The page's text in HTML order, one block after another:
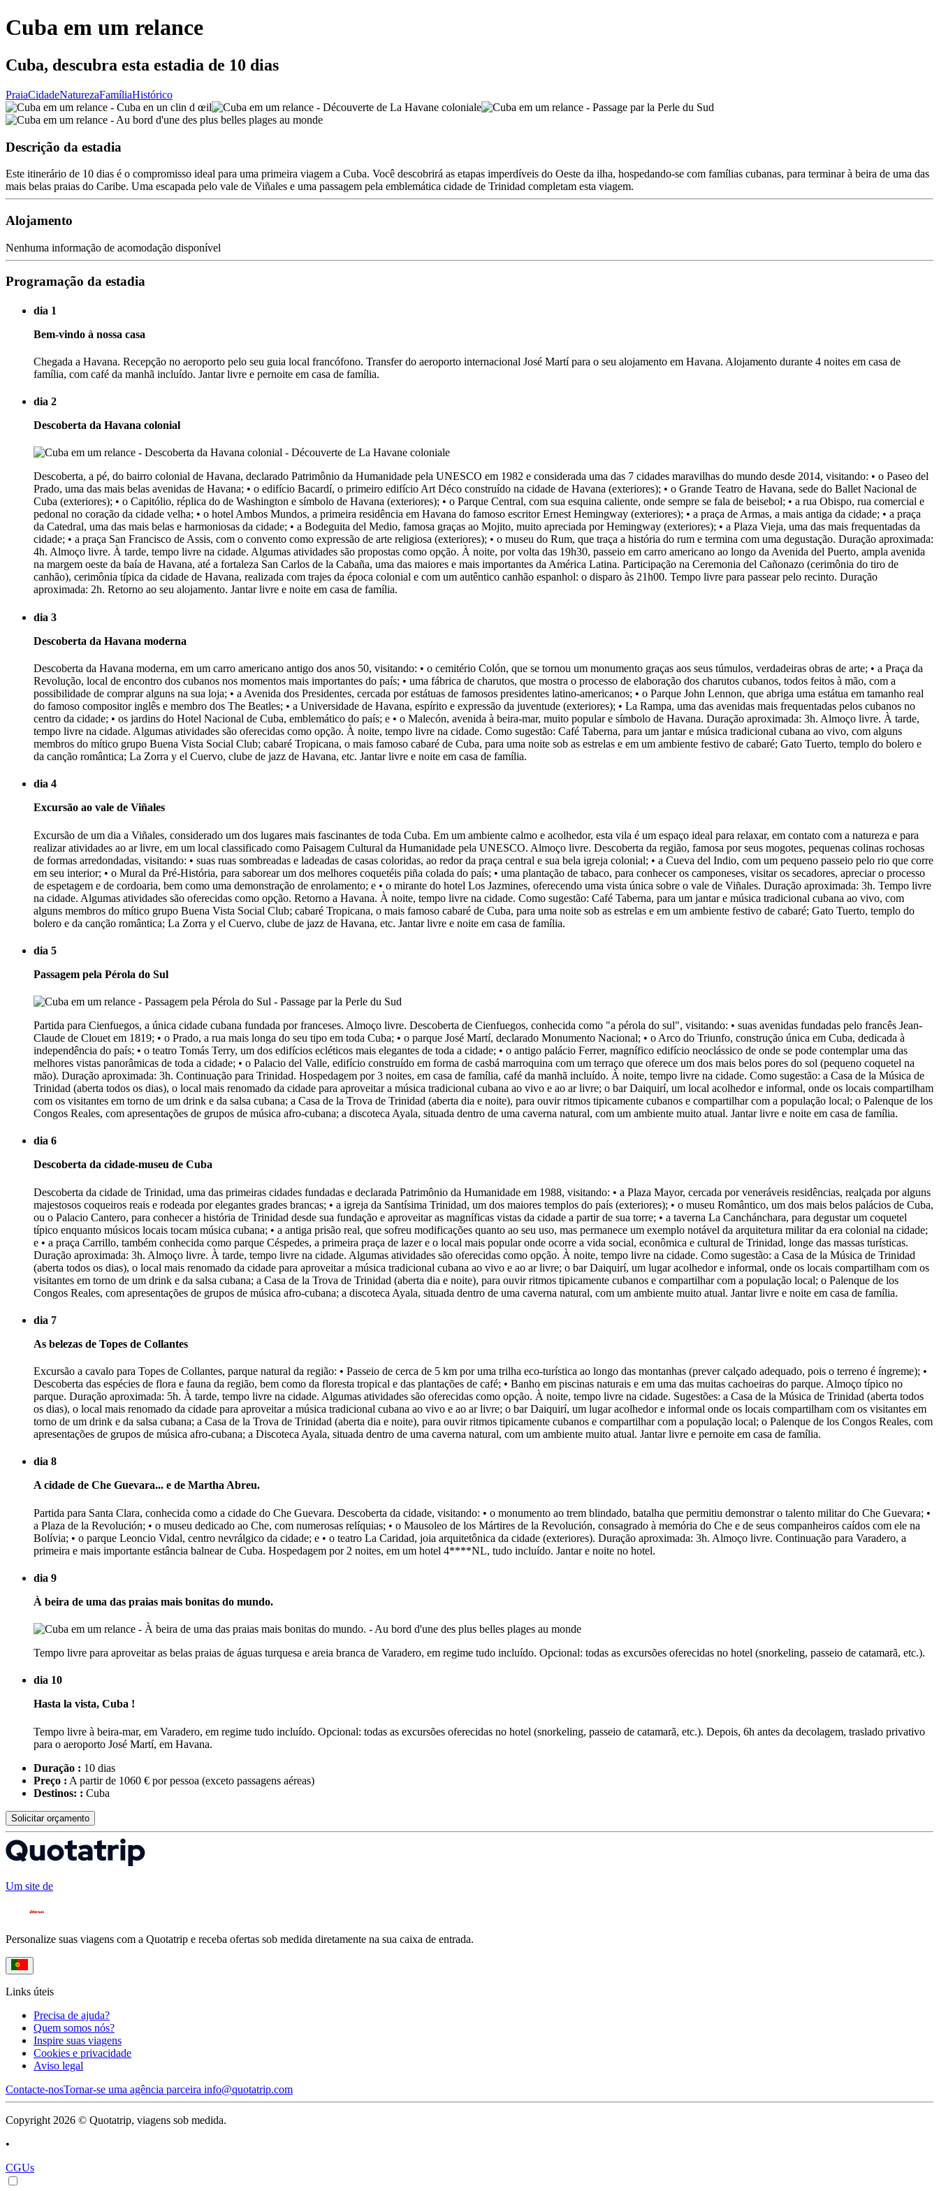
Cuba em um relance
Cuba, descubra esta estadia de 10 dias
PraiaCidadeNaturezaFamíliaHistórico
Descrição da estadia
Este itinerário de 10 dias é o compromisso ideal para uma primeira viagem a Cuba. Você descobrirá as etapas imperdíveis do Oeste da ilha, hospedando-se com famílias cubanas, para terminar à beira de uma das
mais belas praias do Caribe. Uma escapada pelo vale de Viñales e uma passagem pela emblemática cidade de Trinidad completam esta viagem.
Alojamento
Nenhuma informação de acomodação disponível
Programação da estadia
dia 1
Bem-vindo à nossa casa
Chegada a Havana. Recepção no aeroporto pelo seu guia local francófono. Transfer do aeroporto internacional José Martí para o seu alojamento em Havana. Alojamento durante 4 noites em casa de
família, com café da manhã incluído. Jantar livre e pernoite em casa de família.
dia 2
Descoberta da Havana colonial
Descoberta, a pé, do bairro colonial de Havana, declarado Patrimônio da Humanidade pela UNESCO em 1982 e considerada uma das 7 cidades maravilhas do mundo desde 2014, visitando: • o Paseo del
Prado, uma das mais belas avenidas de Havana; • o edifício Bacardí, o primeiro edifício Art Déco construído na cidade de Havana (exteriores); • o Grande Teatro de Havana, sede do Ballet Nacional de
Cuba (exteriores); • o Capitólio, réplica do de Washington e símbolo de Havana (exteriores); • o Parque Central, com sua esquina caliente, onde sempre se fala de beisebol; • a rua Obispo, rua comercial e
pedonal no coração da cidade velha; • o hotel Ambos Mundos, a primeira residência em Havana do famoso escritor Ernest Hemingway (exteriores); • a praça de Armas, a mais antiga da cidade; • a praça
da Catedral, uma das mais belas e harmoniosas da cidade; • a Bodeguita del Medio, famosa graças ao Mojito, muito apreciada por Hemingway (exteriores); • a Plaza Vieja, uma das mais frequentadas da
cidade; • a praça San Francisco de Assis, com o convento como expressão de arte religiosa (exteriores); • o museu do Rum, que traça a história do rum e termina com uma degustação. Duração aproximada:
4h. Almoço livre. À tarde, tempo livre na cidade. Algumas atividades são propostas como opção. À noite, por volta das 19h30, passeio em carro americano ao longo da Avenida del Puerto, ampla avenida
na margem oeste da baía de Havana, até a fortaleza San Carlos de la Cabaña, uma das maiores e mais importantes da América Latina. Participação na Ceremonia del Cañonazo (cerimônia do tiro de
canhão), cerimônia típica da cidade de Havana, realizada com trajes da época colonial e com um autêntico canhão espanhol: o disparo às 21h00. Tempo livre para passear pelo recinto. Duração
aproximada: 2h. Retorno ao seu alojamento. Jantar livre e noite em casa de família.
dia 3
Descoberta da Havana moderna
Descoberta da Havana moderna, em um carro americano antigo dos anos 50, visitando: • o cemitério Colón, que se tornou um monumento graças aos seus túmulos, verdadeiras obras de arte; • a Praça da
Revolução, local de encontro dos cubanos nos momentos mais importantes do país; • uma fábrica de charutos, que mostra o processo de elaboração dos charutos cubanos, todos feitos à mão, com a
possibilidade de comprar alguns na sua loja; • a Avenida dos Presidentes, cercada por estátuas de famosos presidentes latino-americanos; • o Parque John Lennon, que abriga uma estátua em tamanho real
do famoso compositor inglês e membro dos The Beatles; • a Universidade de Havana, espírito e expressão da juventude (exteriores); • La Rampa, uma das avenidas mais frequentadas pelos cubanos no
centro da cidade; • os jardins do Hotel Nacional de Cuba, emblemático do país; e • o Malecón, avenida à beira-mar, muito popular e símbolo de Havana. Duração aproximada: 3h. Almoço livre. À tarde,
tempo livre na cidade. Algumas atividades são oferecidas como opção. À noite, tempo livre na cidade. Como sugestão: Café Taberna, para um jantar e música tradicional cubana ao vivo, com alguns
membros do mítico grupo Buena Vista Social Club; cabaré Tropicana, o mais famoso cabaré de Cuba, para uma noite sob as estrelas e em um ambiente festivo de cabaré; Gato Tuerto, templo do bolero e
da canção romântica; La Zorra y el Cuervo, clube de jazz de Havana, etc. Jantar livre e noite em casa de família.
dia 4
Excursão ao vale de Viñales
Excursão de um dia a Viñales, considerado um dos lugares mais fascinantes de toda Cuba. Em um ambiente calmo e acolhedor, esta vila é um espaço ideal para relaxar, em contato com a natureza e para
realizar atividades ao ar livre, em um local classificado como Paisagem Cultural da Humanidade pela UNESCO. Almoço livre. Descoberta da região, famosa por seus mogotes, pequenas colinas rochosas
de formas arredondadas, visitando: • suas ruas sombreadas e ladeadas de casas coloridas, ao redor da praça central e sua bela igreja colonial; • a Cueva del Indio, com um pequeno passeio pelo rio que corre
em seu interior; • o Mural da Pré-História, para saborear um dos melhores coquetéis piña colada do país; • uma plantação de tabaco, para conhecer os camponeses, visitar os secadores, apreciar o processo
de espetagem e de cordoaria, bem como uma demonstração de enrolamento; e • o mirante do hotel Los Jazmines, oferecendo uma vista única sobre o vale de Viñales. Duração aproximada: 3h. Tempo livre
na cidade. Algumas atividades são oferecidas como opção. Retorno a Havana. À noite, tempo livre na cidade. Como sugestão: Café Taberna, para um jantar e música tradicional cubana ao vivo, com
alguns membros do mítico grupo Buena Vista Social Club; cabaré Tropicana, o mais famoso cabaré de Cuba, para uma noite sob as estrelas e em um ambiente festivo de cabaré; Gato Tuerto, templo do
bolero e da canção romântica; La Zorra y el Cuervo, clube de jazz de Havana, etc. Jantar livre e noite em casa de família.
dia 5
Passagem pela Pérola do Sul
Partida para Cienfuegos, a única cidade cubana fundada por franceses. Almoço livre. Descoberta de Cienfuegos, conhecida como "a pérola do sul", visitando: • suas avenidas fundadas pelo francês Jean-
Claude de Clouet em 1819; • o Prado, a rua mais longa do seu tipo em toda Cuba; • o parque José Martí, declarado Monumento Nacional; • o Arco do Triunfo, construção única em Cuba, dedicada à
independência do país; • o teatro Tomás Terry, um dos edifícios ecléticos mais elegantes de toda a cidade; • o antigo palácio Ferrer, magnífico edifício neoclássico de onde se pode contemplar uma das
melhores vistas panorâmicas de toda a cidade; • o Palacio del Valle, edifício construído em forma de casbá marroquina com um terraço que oferece um dos mais belos pores do sol (pequeno coquetel na
mão). Duração aproximada: 3h. Continuação para Trinidad. Hospedagem por 3 noites, em casa de família, café da manhã incluído. À noite, tempo livre na cidade. Como sugestão: a Casa de la Música de
Trinidad (aberta todos os dias), o local mais renomado da cidade para aproveitar a música tradicional cubana ao vivo e ao ar livre; o bar Daiquirí, um local acolhedor e informal, onde os locais compartilham
com os visitantes em torno de um drink e da salsa cubana; a Casa de la Trova de Trinidad (aberta dia e noite), para ouvir ritmos tipicamente cubanos e compartilhar com a população local; o Palenque de los
Congos Reales, com apresentações de grupos de música afro-cubana; a discoteca Ayala, situada dentro de uma caverna natural, com um ambiente muito atual. Jantar livre e noite em casa de família.
dia 6
Descoberta da cidade-museu de Cuba
Descoberta da cidade de Trinidad, uma das primeiras cidades fundadas e declarada Patrimônio da Humanidade em 1988, visitando: • a Plaza Mayor, cercada por veneráveis residências, realçada por alguns
majestosos coqueiros reais e rodeada por elegantes grades brancas; • a igreja da Santísima Trinidad, um dos maiores templos do país (exteriores); • o museu Romântico, um dos mais belos palácios de Cuba,
ou o Palacio Cantero, para conhecer a história de Trinidad desde sua fundação e aproveitar as magníficas vistas da cidade a partir de sua torre; • a taverna La Canchánchara, para degustar um coquetel
típico enquanto músicos locais tocam música cubana; • a antiga prisão real, que sofreu modificações quanto ao seu uso, mas permanece um exemplo notável da arquitetura militar da era colonial na cidade;
e • a praça Carrillo, também conhecida como parque Céspedes, a primeira praça de lazer e o local mais popular onde ocorre a vida social, econômica e cultural de Trinidad, longe das massas turísticas.
Duração aproximada: 3h. Almoço livre. À tarde, tempo livre na cidade. Algumas atividades são oferecidas como opção. À noite, tempo livre na cidade. Como sugestão: a Casa de la Música de Trinidad
(aberta todos os dias), o local mais renomado da cidade para aproveitar a música tradicional cubana ao vivo e ao ar livre; o bar Daiquirí, um lugar acolhedor e informal, onde os locais compartilham com os
visitantes em torno de um drink e da salsa cubana; a Casa de la Trova de Trinidad (aberta dia e noite), para ouvir ritmos tipicamente cubanos e compartilhar com a população local; o Palenque de los
Congos Reales, com apresentações de grupos de música afro-cubana; a discoteca Ayala, situada dentro de uma caverna natural, com um ambiente muito atual. Jantar livre e noite em casa de família.
dia 7
As belezas de Topes de Collantes
Excursão a cavalo para Topes de Collantes, parque natural da região: • Passeio de cerca de 5 km por uma trilha eco-turística ao longo das montanhas (prever calçado adequado, pois o terreno é íngreme); •
Descoberta das espécies de flora e fauna da região, bem como da floresta tropical e das plantações de café; • Banho em piscinas naturais e em uma das muitas cachoeiras do parque. Almoço típico no
parque. Duração aproximada: 5h. À tarde, tempo livre na cidade. Algumas atividades são oferecidas como opção. À noite, tempo livre na cidade. Sugestões: a Casa de la Música de Trinidad (aberta todos
os dias), o local mais renomado da cidade para aproveitar a música tradicional cubana ao vivo e ao ar livre; o bar Daiquirí, um lugar acolhedor e informal onde os locais compartilham com os visitantes em
torno de um drink e da salsa cubana; a Casa de la Trova de Trinidad (aberta dia e noite), para ouvir ritmos tipicamente cubanos e compartilhar com a população local; o Palenque de los Congos Reales, com
apresentações de grupos de música afro-cubana; a Discoteca Ayala, situada dentro de uma caverna natural, com um ambiente muito atual. Jantar livre e pernoite em casa de família.
dia 8
A cidade de Che Guevara... e de Martha Abreu.
Partida para Santa Clara, conhecida como a cidade do Che Guevara. Descoberta da cidade, visitando: • o monumento ao trem blindado, batalha que permitiu demonstrar o talento militar do Che Guevara; •
a Plaza de la Revolución; • o museu dedicado ao Che, com numerosas relíquias; • o Mausoleo de los Mártires de la Revolución, consagrado à memória do Che e de seus companheiros caídos com ele na
Bolívia; • o parque Leoncio Vidal, centro nevrálgico da cidade; e • o teatro La Caridad, joia arquitetônica da cidade (exteriores). Duração aproximada: 3h. Almoço livre. Continuação para Varadero, a
primeira e mais importante estância balnear de Cuba. Hospedagem por 2 noites, em um hotel 4****NL, tudo incluído. Jantar e noite no hotel.
dia 9
À beira de uma das praias mais bonitas do mundo.
Tempo livre para aproveitar as belas praias de águas turquesa e areia branca de Varadero, em regime tudo incluído. Opcional: todas as excursões oferecidas no hotel (snorkeling, passeio de catamarã, etc.).
dia 10
Hasta la vista, Cuba !
Tempo livre à beira-mar, em Varadero, em regime tudo incluído. Opcional: todas as excursões oferecidas no hotel (snorkeling, passeio de catamarã, etc.). Depois, 6h antes da decolagem, traslado privativo
para o aeroporto José Martí, em Havana.
Duração : 10 dias
Preço : A partir de 1060 € por pessoa (exceto passagens aéreas)
Destinos: : Cuba
Solicitar orçamento
Um site de
Personalize suas viagens com a Quotatrip e receba ofertas sob medida diretamente na sua caixa de entrada.
Links úteis
Precisa de ajuda?
Quem somos nós?
Inspire suas viagens
Cookies e privacidade
Aviso legal
Contacte-nosTornar-se uma agência parceira info@quotatrip.com
Copyright 2026 © Quotatrip, viagens sob medida.
•
CGUs